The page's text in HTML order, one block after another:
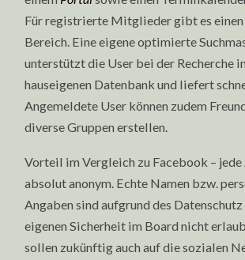
Für registrierte Mitglieder gibt es einen
Bereich. Eine eigene optimierte
unterstützt die User bei der Recherche
hauseigenen Datenbank und liefert
Angemeldete User können zudem
diverse Gruppen erstellen.
Vorteil im Vergleich zu Facebook –
absolut anonym. Echte Namen bzw.
Angaben sind aufgrund des
eigenen Sicherheit im Board nicht
sollen zukünftig auch auf die sozialen